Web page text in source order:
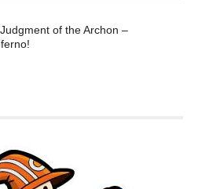
of the Archon –